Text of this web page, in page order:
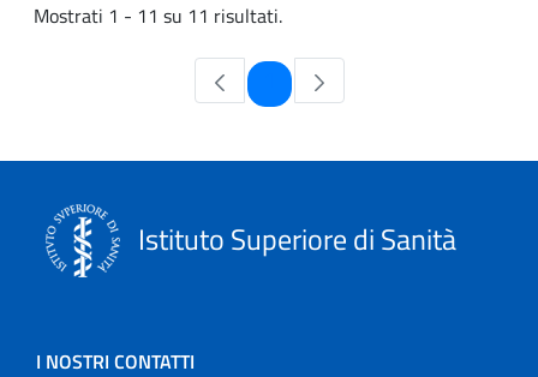
Mostrati 1 - 11 su 11 risultati.
Pagina
Istituto Superiore di Sanità
I NOSTRI CONTATTI